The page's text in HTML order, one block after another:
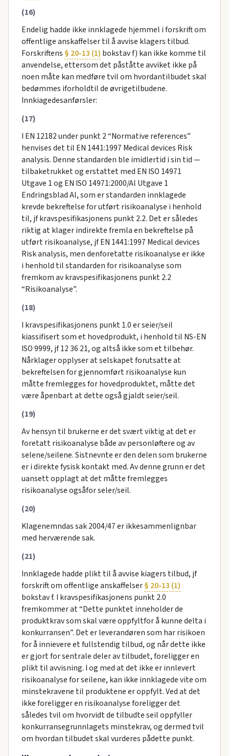
(16)
Endelig hadde ikke innklagede hjemmel i forskrift om
offentlige anskaffelser til å avvise klagers tilbud.
Forskriftens § 20-13 (1) bokstav f) kan ikke komme til
anvendelse, ettersom det påståtte avviket ikke på
noen måte kan medføre tvil om hvordantilbudet skal
bedømmes iforholdtil de øvrigetilbudene.
Innkiagedesanførsler:
(17)
I EN 12182 under punkt 2 “Normative references”
henvises det til EN 1441:1997 Medical devices Risk
analysis. Denne standarden ble imidlertid i sin tid —
tilbaketrukket og erstattet med EN ISO 14971
Utgave 1 og EN ISO 14971:2000/Al Utgave 1
Endringsblad Al, som er standarden innklagede
krevde bekreftelse for utført risikoanalyse i henhold
til, jf kravspesifikasjonens punkt 2.2. Det er således
riktig at klager indirekte fremla en bekreftelse på
utført risikoanalyse, jf EN 1441:1997 Medical devices
Risk analysis, men denforetatte risikoanalyse er ikke
i henhold til standarden for risikoanalyse som
fremkom av kravspesifikasjonens punkt 2.2
“Risikoanalyse”.
(18)
I kravspesifikasjonens punkt 1.0 er seier/seil
kiassifisert som et hovedprodukt, i henhold til NS-EN
ISO 9999, jf 12 36 21, og altså ikke som et tilbehør.
Nårklager opplyser at selskapet forutsatte at
bekreftelsen for gjennomført risikoanalyse kun
måtte fremlegges for hovedproduktet, måtte det
være åpenbart at dette også gjaldt seier/seil.
(19)
Av hensyn til brukerne er det svært viktig at det er
foretatt risikoanalyse både av personløftere og av
selene/seilene. Sistnevnte er den delen som brukerne
er i direkte fysisk kontakt med. Av denne grunn er det
uansett opplagt at det måtte fremlegges
risikoanalyse ogsåfor seler/seil.
(20)
Klagenemndas sak 2004/47 er ikkesammenlignbar
med herværende sak.
(21)
Innklagede hadde plikt til å avvise kiagers tilbud, jf
forskrift om offentlige anskaffelser§ 20-13 (1)
bokstav f. I kravspesifikasjonens punkt 2.0
fremkommer at “Dette punktet inneholder de
produktkrav som skal være oppfyltfor å kunne delta i
konkurransen”. Det er leverandøren som har risikoen
for å innievere et fullstendig tilbud, og når dette ikke
er gjort for sentrale deler av tilbudet, foreligger en
plikt til avvisning. I og med at det ikke er innlevert
risikoanalyse for seilene, kan ikke innklagede vite om
minstekravene til produktene er oppfylt. Ved at det
ikke foreligger en risikoanalyse foreligger det
således tvil om hvorvidt de tilbudte seil oppfyller
konkurransegrunnlagets minstekrav, og dermed tvil
om hvordan tilbudet skal vurderes pådette punkt.